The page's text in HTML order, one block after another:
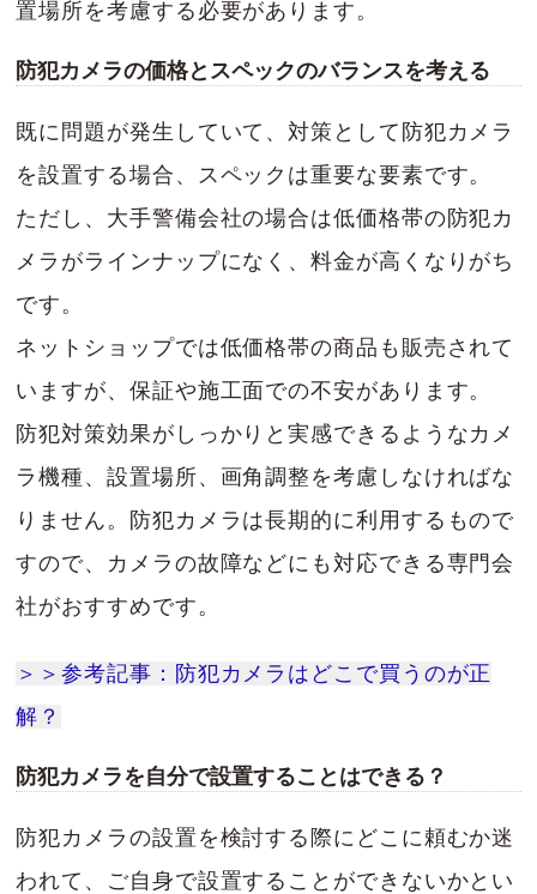
置場所を考慮する必要があります。
防犯カメラの価格とスペックのバランスを考える
既に問題が発生していて、対策として防犯カメラ
を設置する場合、スペックは重要な要素です。
ただし、大手警備会社の場合は低価格帯の防犯カ
メラがラインナップになく、料金が高くなりがち
です。
ネットショップでは低価格帯の商品も販売されて
いますが、保証や施工面での不安があります。
防犯対策効果がしっかりと実感できるようなカメ
ラ機種、設置場所、画角調整を考慮しなければな
りません。防犯カメラは長期的に利用するもので
すので、カメラの故障などにも対応できる専門会
社がおすすめです。
＞＞参考記事：防犯カメラはどこで買うのが正
解？
防犯カメラを自分で設置することはできる？
防犯カメラの設置を検討する際にどこに頼むか迷
われて、ご自身で設置することができないかとい